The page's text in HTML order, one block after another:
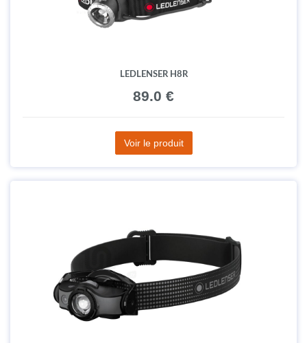
LEDLENSER H8R
89.0 €
Voir le produit